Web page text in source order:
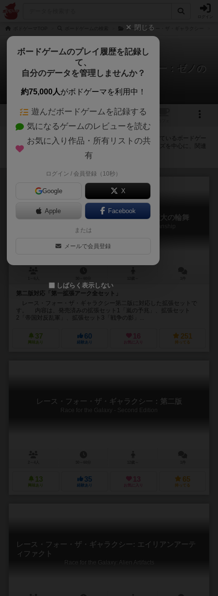
レース・フォー・ザ・ギャラクシー
レース・フォー・ザ・ギャラクシー：ゼノの
侵略
拡張/関連作品 7件
2 1
レース・フォー・ザ・ギャラクシー：ゼノの侵略に紐付いているボードゲー
ム一覧です。拡張版・続編・リメイク版などの同じシリーズを中心に、関連
性の強い作品をまとめています。
レース・フォー・ザ・ギャラクシー：拡大の輪舞
Race for the Galaxy: Expansion and Brinkmanship
第二版対応「第一拡張アーク全セット」
レース・フォー・ザ・ギャラクシー第二版に対応した拡張セットで
す。 内容は、発売済みの拡張セット1「嵐の予兆」、拡張セット
2「帝国対反乱軍」、拡張セット3「戦争の影」...
37
興味あり
60
経験あり
16
お気に入り
251
持ってる
レース・フォー・ザ・ギャラクシー：第二版
Race for the Galaxy - Second Edition
13
興味あり
35
経験あり
13
お気に入り
65
持ってる
レース・フォー・ザ・ギャラクシー: エイリアンアーテ
ィファクト
Race for the Galaxy: Alien Artifacts
閉じる
ボードゲームのプレイ履歴を記録し
て、
自分のデータを管理しませんか？
約75,000人がボドゲーマを利用中！
遊んだボードゲームを記録する
気になるゲームのレビューを読む
お気に入り作品・所有リストの共
有
ログイン / 会員登録（10秒）
Google X
Apple Facebook
または
メールで会員登録
しばらく表示しない